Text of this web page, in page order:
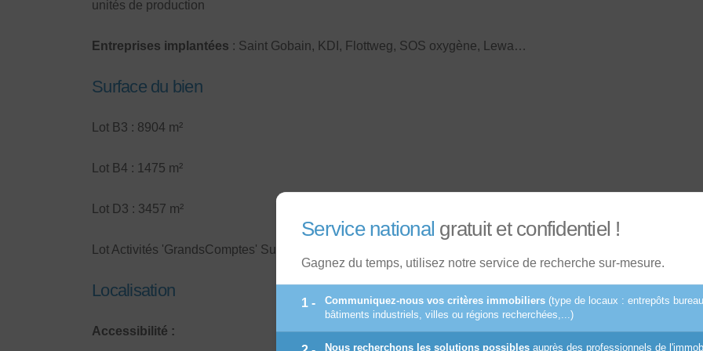
unités de production
Entreprises implantées : Saint Gobain, KDI, Flottweg, SOS oxygène, Lewa…
Surface du bien
Lot B3 : 8904 m²
Lot B4 : 1475 m²
Lot D3 : 3457 m²
Lot Activités 'GrandsComptes' Sud : 31 434 m²
Localisation
Accessibilité :
Service national gratuit et confidentiel !
Gagnez du temps, utilisez notre service de recherche sur-mesure.
Communiquez-nous vos critères immobiliers (type de locaux : entrepôts
bâtiments industriels, villes ou régions recherchées,...)
Nous recherchons les solutions possibles auprès des professionnels de